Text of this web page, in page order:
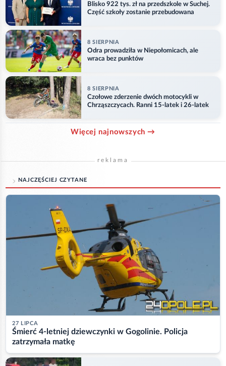
Blisko 922 tys. zł na przedszkole w Suchej.
Część szkoły zostanie przebudowana
8 SIERPNIA
Odra prowadziła w Niepołomicach, ale
wraca bez punktów
8 SIERPNIA
Czołowe zderzenie dwóch motocykli w
Chrząszczycach. Ranni 15-latek i 26-latek
Więcej najnowszych →
reklama
NAJCZĘŚCIEJ CZYTANE
27 LIPCA
Śmierć 4-letniej dziewczynki w Gogolinie. Policja
zatrzymała matkę